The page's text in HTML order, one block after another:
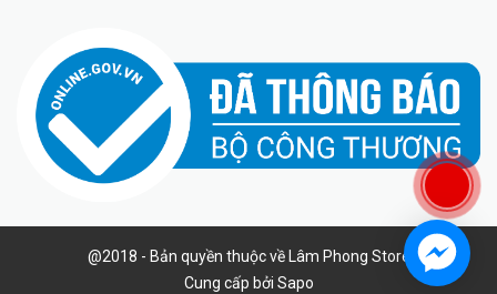
@2018 - Bản quyền thuộc về Lâm Phong Store
Cung cấp bởi Sapo